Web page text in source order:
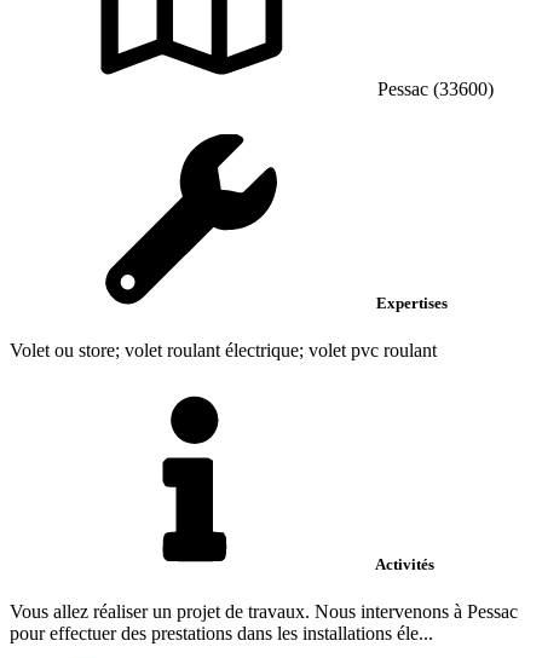
Pessac (33600)
Expertises
Volet ou store; volet roulant électrique; volet pvc roulant
Activités
Vous allez réaliser un projet de travaux. Nous intervenons à Pessac
pour effectuer des prestations dans les installations éle...